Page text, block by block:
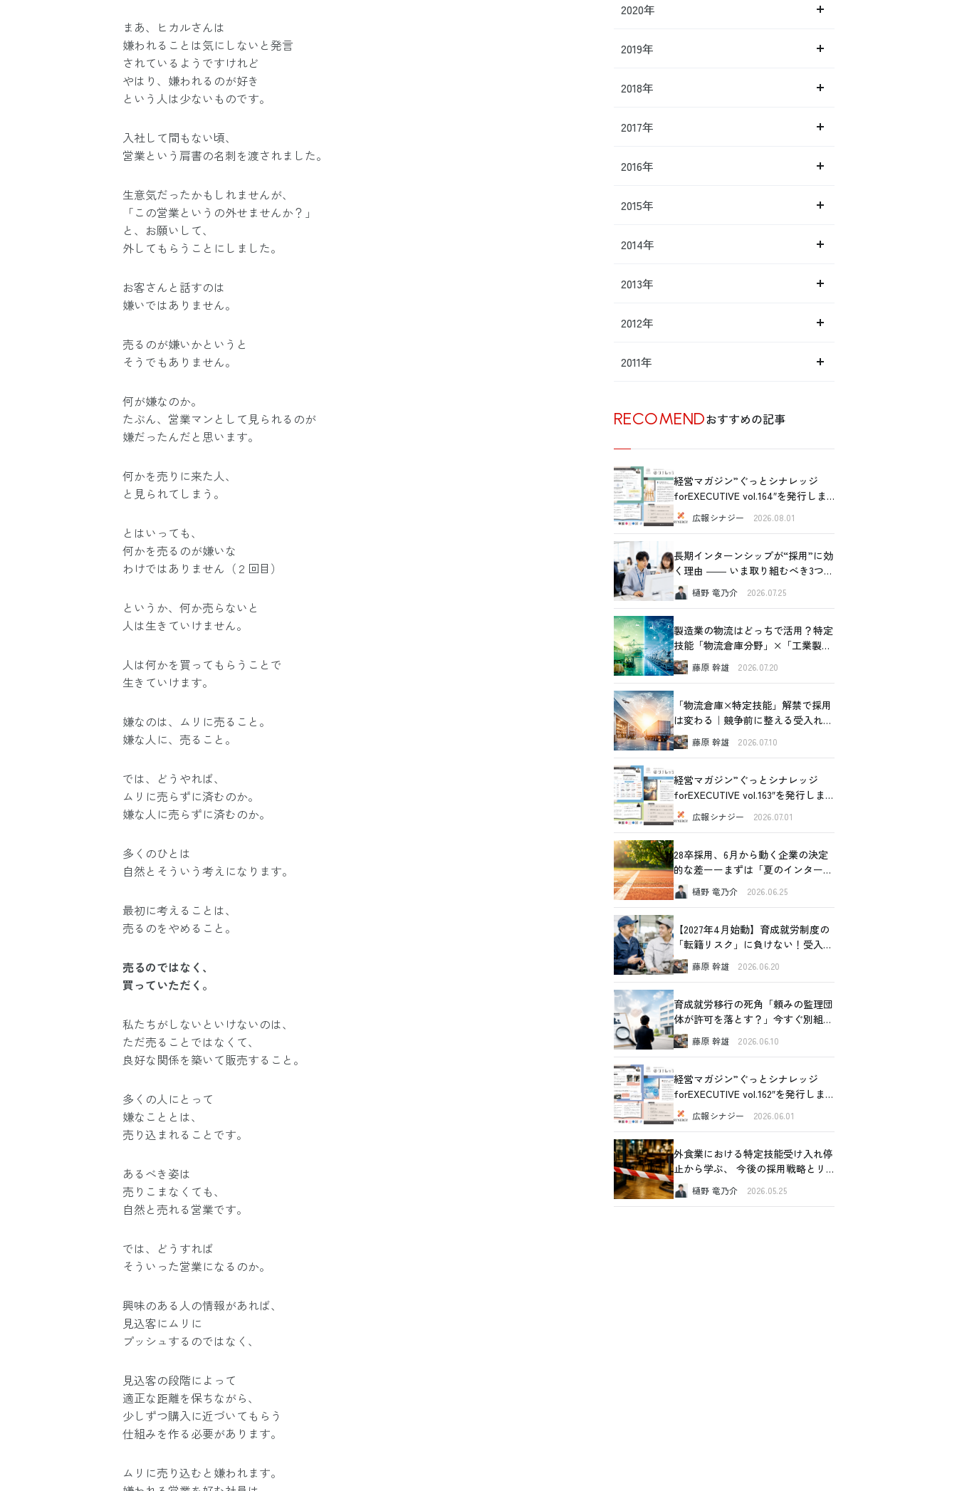
まあ、ヒカルさんは
嫌われることは気にしないと発言
されているようですけれど
やはり、嫌われるのが好き
という人は少ないものです。
入社して間もない頃、
営業という肩書の名刺を渡されました。
生意気だったかもしれませんが、
「この営業というの外せませんか？」
と、お願いして、
外してもらうことにしました。
お客さんと話すのは
嫌いではありません。
売るのが嫌いかというと
そうでもありません。
何が嫌なのか。
たぶん、営業マンとして見られるのが
嫌だったんだと思います。
何かを売りに来た人、
と見られてしまう。
とはいっても、
何かを売るのが嫌いな
わけではありません（２回目）
というか、何か売らないと
人は生きていけません。
人は何かを買ってもらうことで
生きていけます。
嫌なのは、ムリに売ること。
嫌な人に、売ること。
では、どうやれば、
ムリに売らずに済むのか。
嫌な人に売らずに済むのか。
多くのひとは
自然とそういう考えになります。
最初に考えることは、
売るのをやめること。
売るのではなく、
買っていただく。
私たちがしないといけないのは、
ただ売ることではなくて、
良好な関係を築いて販売すること。
多くの人にとって
嫌なこととは、
売り込まれることです。
あるべき姿は
売りこまなくても、
自然と売れる営業です。
では、どうすれば
そういった営業になるのか。
興味のある人の情報があれば、
見込客にムリに
プッシュするのではなく、
見込客の段階によって
適正な距離を保ちながら、
少しずつ購入に近づいてもらう
仕組みを作る必要があります。
ムリに売り込むと嫌われます。
2020年
2019年
2018年
2017年
2016年
2015年
2014年
2013年
2012年
2011年
RECOMENDおすすめの記事
経営マガジン”ぐっとシナレッジ
forEXECUTIVE vol.164″を発行しま
した！広報シナジー 2026.08.01
長期インターンシップが“採用”に効
く理由 ―― いま取り組むべき3つの
価値 樋野 竜乃介 2026.07.25
製造業の物流はどっちで活用？特定
技能「物流倉庫分野」×「工業製品
製造分野」比較ガイド
藤原 幹雄 2026.07.20
「物流倉庫×特定技能」解禁で採用
は変わる｜競争前に整える受入れ設
計の全体像
藤原 幹雄 2026.07.10
経営マガジン”ぐっとシナレッジ
forEXECUTIVE vol.163″を発行しま
した！広報シナジー 2026.07.01
28卒採用、6月から動く企業の決定
的な差ーーまずは「夏のインターン
シップ」から始めてみませんか
樋野 竜乃介 2026.06.25
【2027年4月始動】育成就労制度の
「転籍リスク」に負けない！受入企
業が今すぐできるリアルな対策
藤原 幹雄 2026.06.20
育成就労移行の死角「頼みの監理団
体が許可を落とす？」今すぐ別組織
の内部事情に切り込むべき理由と、
確認すべき4つの重要ポイント
藤原 幹雄 2026.06.10
経営マガジン”ぐっとシナレッジ
forEXECUTIVE vol.162″を発行しま
した！広報シナジー 2026.06.01
外食業における特定技能受け入れ停
止から学ぶ、 今後の採用戦略とリ
スク管理樋野 竜乃介 2026.05.25